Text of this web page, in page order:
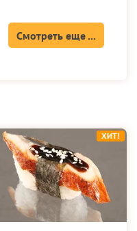
Смотреть еще ...
ХИТ!